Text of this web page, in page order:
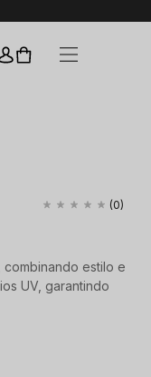
estilo e
UV, garantindo
(0)